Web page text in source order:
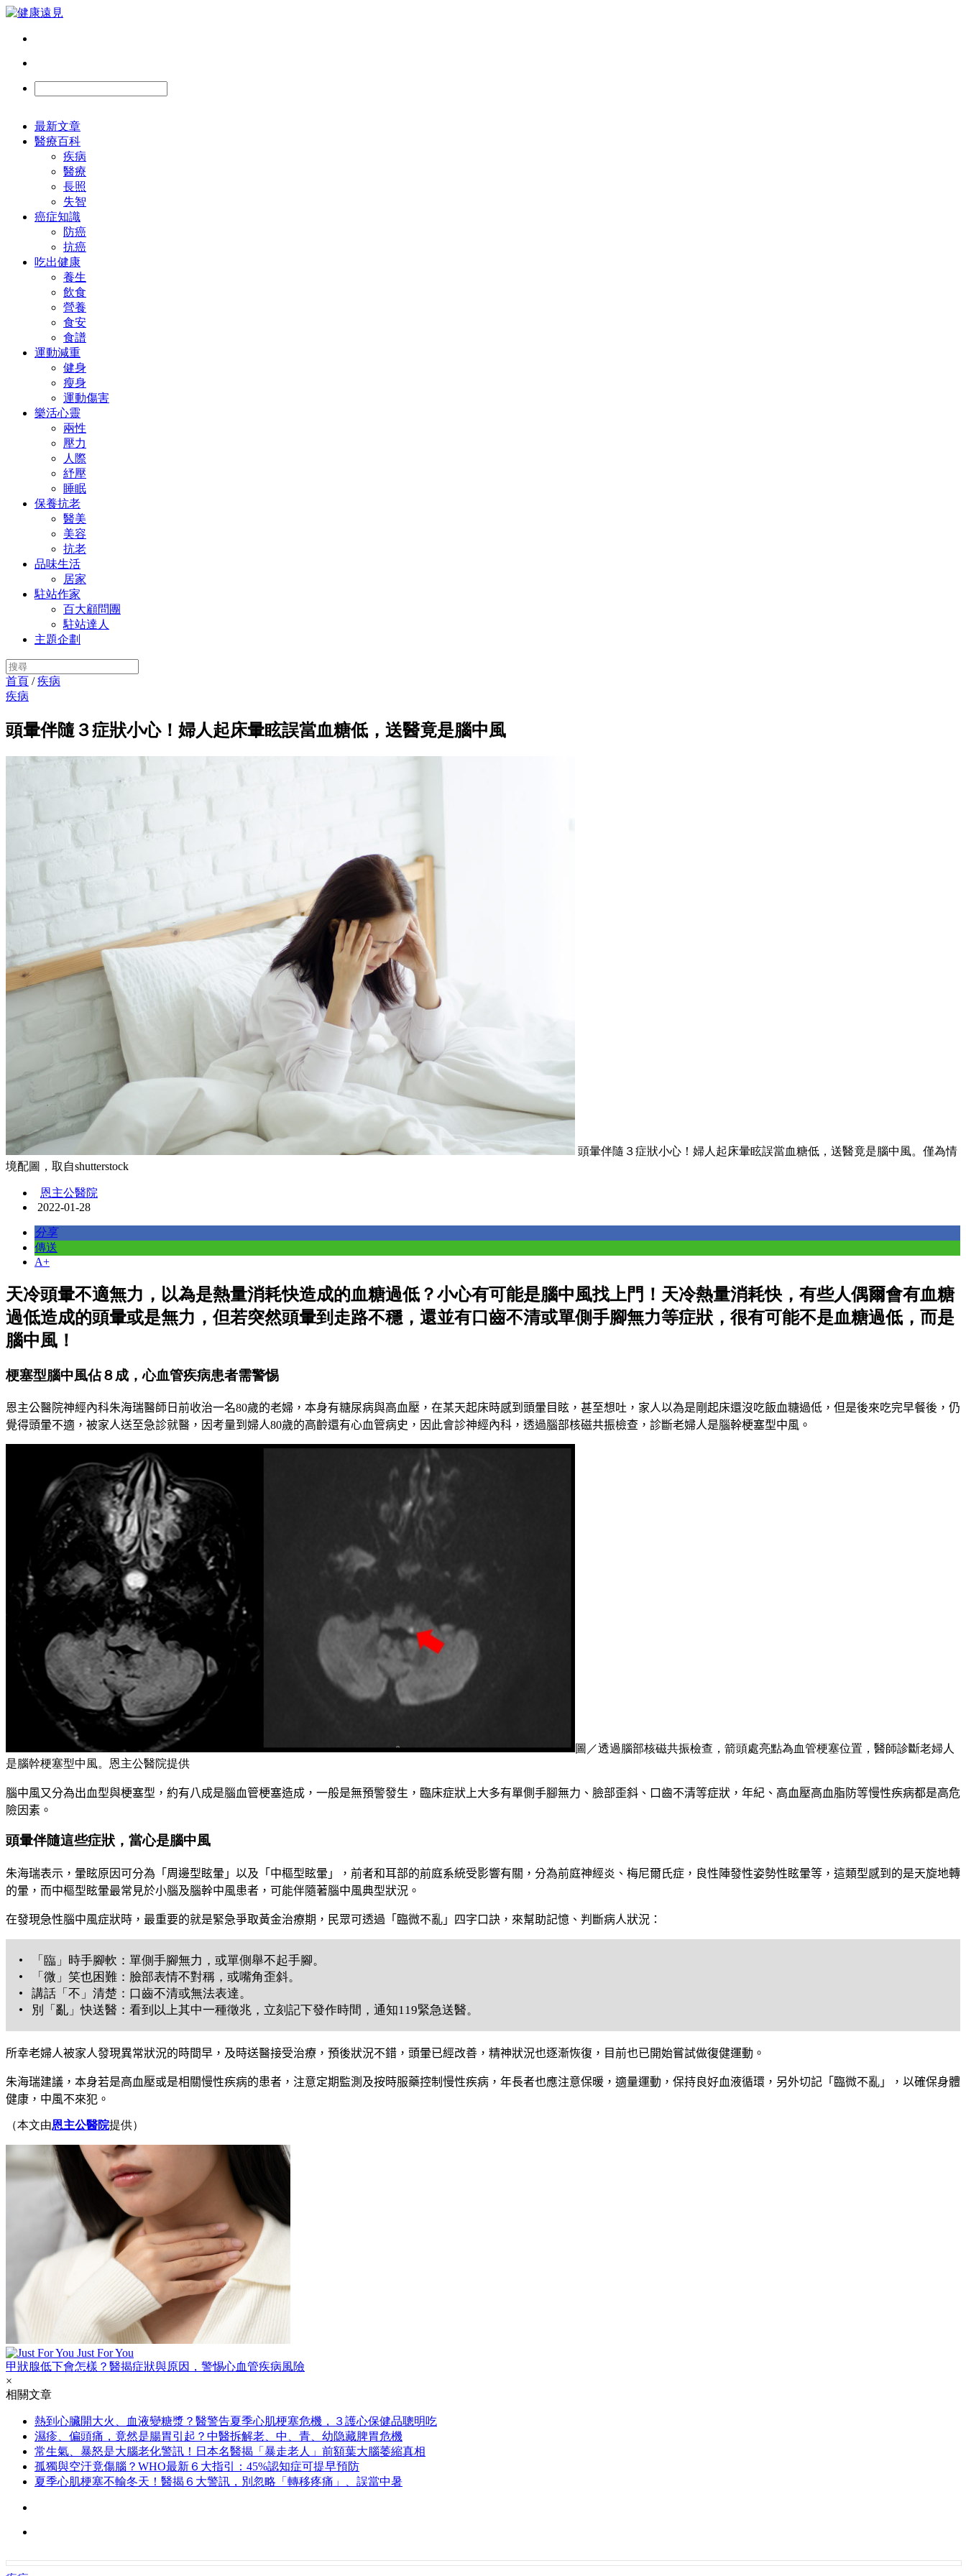
最新文章
醫療百科
疾病
醫療
長照
失智
癌症知識
防癌
抗癌
吃出健康
養生
飲食
營養
食安
食譜
運動減重
健身
瘦身
運動傷害
樂活心靈
兩性
壓力
人際
紓壓
睡眠
保養抗老
醫美
美容
抗老
品味生活
居家
駐站作家
百大顧問團
駐站達人
主題企劃
首頁 /疾病
疾病
頭暈伴隨３症狀小心！婦人起床暈眩誤當血糖低，送醫竟是腦中風
頭暈伴隨３症狀小心！婦人起床暈眩誤當血糖低，送醫竟是腦中風。僅為情
境配圖，取自shutterstock
恩主公醫院
2022-01-28
分享
傳送
A+
天冷頭暈不適無力，以為是熱量消耗快造成的血糖過低？小心有可能是腦中風找上門！天冷熱量消耗快，有些人偶爾會有血糖
過低造成的頭暈或是無力，但若突然頭暈到走路不穩，還並有口齒不清或單側手腳無力等症狀，很有可能不是血糖過低，而是
腦中風！
梗塞型腦中風佔８成，心血管疾病患者需警惕
恩主公醫院神經內科朱海瑞醫師日前收治一名80歲的老婦，本身有糖尿病與高血壓，在某天起床時感到頭暈目眩，甚至想吐，家人以為是剛起床還沒吃飯血糖過低，但是後來吃完早餐後，仍
覺得頭暈不適，被家人送至急診就醫，因考量到婦人80歲的高齡還有心血管病史，因此會診神經內科，透過腦部核磁共振檢查，診斷老婦人是腦幹梗塞型中風。
圖／透過腦部核磁共振檢查，箭頭處亮點為血管梗塞位置，醫師診斷老婦人
是腦幹梗塞型中風。恩主公醫院提供
腦中風又分為出血型與梗塞型，約有八成是腦血管梗塞造成，一般是無預警發生，臨床症狀上大多有單側手腳無力、臉部歪斜、口齒不清等症狀，年紀、高血壓高血脂防等慢性疾病都是高危
險因素。
頭暈伴隨這些症狀，當心是腦中風
朱海瑞表示，暈眩原因可分為「周邊型眩暈」以及「中樞型眩暈」，前者和耳部的前庭系統受影響有關，分為前庭神經炎、梅尼爾氏症，良性陣發性姿勢性眩暈等，這類型感到的是天旋地轉
的暈，而中樞型眩暈最常見於小腦及腦幹中風患者，可能伴隨著腦中風典型狀況。
在發現急性腦中風症狀時，最重要的就是緊急爭取黃金治療期，民眾可透過「臨微不亂」四字口訣，來幫助記憶、判斷病人狀況：
• 「臨」時手腳軟：單側手腳無力，或單側舉不起手腳。
• 「微」笑也困難：臉部表情不對稱，或嘴角歪斜。
• 講話「不」清楚：口齒不清或無法表達。
• 別「亂」快送醫：看到以上其中一種徵兆，立刻記下發作時間，通知119緊急送醫。
所幸老婦人被家人發現異常狀況的時間早，及時送醫接受治療，預後狀況不錯，頭暈已經改善，精神狀況也逐漸恢復，目前也已開始嘗試做復健運動。
朱海瑞建議，本身若是高血壓或是相關慢性疾病的患者，注意定期監測及按時服藥控制慢性疾病，年長者也應注意保暖，適量運動，保持良好血液循環，另外切記「臨微不亂」，以確保身體
健康，中風不來犯。
（本文由恩主公醫院提供）
Just For You
甲狀腺低下會怎樣？醫揭症狀與原因，警惕心血管疾病風險
×
相關文章
熱到心臟開大火、血液變糖漿？醫警告夏季心肌梗塞危機，３護心保健品聰明吃
濕疹、偏頭痛，竟然是腸胃引起？中醫拆解老、中、青、幼隐藏脾胃危機
常生氣、暴怒是大腦老化警訊！日本名醫揭「暴走老人」前額葉大腦萎縮真相
孤獨與空汙竟傷腦？WHO最新６大指引：45%認知症可提早預防
夏季心肌梗塞不輸冬天！醫揭６大警訊，別忽略「轉移疼痛」、誤當中暑